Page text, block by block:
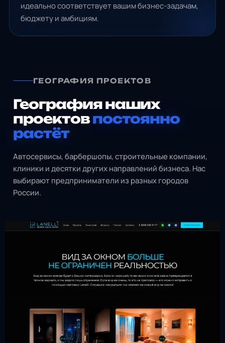
идеально соответствует вашим бизнес-задачам,
бюджету и амбициям.
ГЕОГРАФИЯ ПРОЕКТОВ
География наших
проектовпостоянно
растёт
Автосервисы, барбершопы, строительные компании,
клиники и десятки других направлений бизнеса. Нас
выбирают предприниматели из разных городов
России.